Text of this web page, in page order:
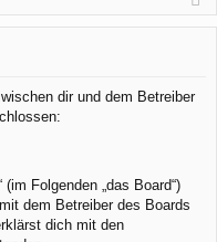
el
n
rie
n
dir und dem Betreiber
Folgenden „das Board“)
dem Betreiber des Boards
dich mit den